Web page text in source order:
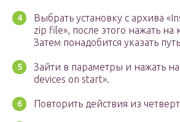
Выбрать установку с архива
zip file», после этого нажать на
Затем понадобится указать
Зайти в параметры и нажать
devices on start».
Повторить действия из